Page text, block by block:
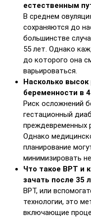
естественным
В среднем
сохраняются до
большинстве
55 лет. Однако
до которого она
варьироваться.
Насколько
беременности в
Риск осложнений
гестационный
преждевременных
Однако
планирование
минимизировать
Что такое ВРТ и
зачать после 35
ВРТ, или
технологии, это
включающие